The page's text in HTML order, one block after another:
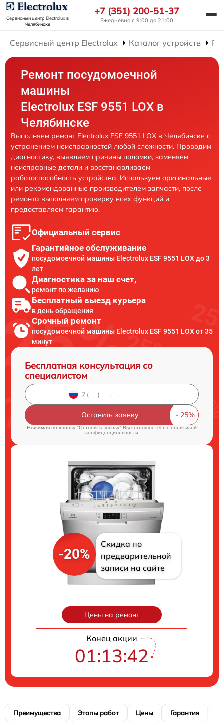
Сервисный центр Electroluxв
Челябинске
+7 (351) 200-51-37
Ежедневно с 9:00 до 21:00
Сервисный центр Electrolux Каталог устройств
Ремонт посудомоечной
машины
Electrolux ESF 9551 LOX в
Челябинске
Выполняем ремонт Electrolux ESF 9551 LOX в Челябинске с
устранением неисправностей любой сложности. Проводим
диагностику, выявляем причины поломки, заменяем
неисправные детали и восстанавливаем
работоспособность устройства. Используем оригинальные
или рекомендованные производителем запчасти, после
ремонта выполняем проверку всех функций и
предоставляем гарантию.
Официальный сервис
Гарантийное обслуживание
посудомоечной машины Electrolux ESF 9551 LOX до 3
лет
Диагностика за наш счет,
ремонт по желанию
Бесплатный выезд курьера
в день обращения
Срочный ремонт
посудомоечной машины Electrolux ESF 9551 LOX от 35
минут
Бесплатная консультация со
специалистом
Оставить заявку
Нажимая на кнопку "Оставить заявку" Вы соглашаетесь c политикой
конфиденциальности
-20%
Скидка по
предварительной
записи на сайте
Цены на ремонт
Конец акции
01:13:42
Преимущества Этапы работ Цены Гарантия